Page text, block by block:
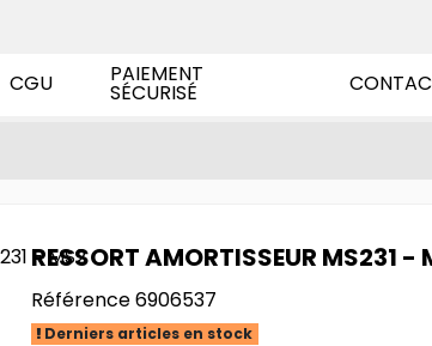
CGU PAIEMENT
SÉCURISÉ
RESSORT AMORTISSEUR MS231 -
Référence6906537
Derniers articles en stock